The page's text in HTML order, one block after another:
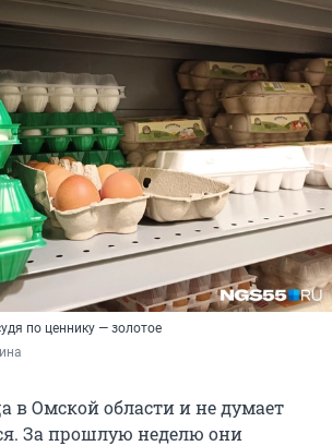
по ценнику — золотое
в Омской области и не думает
За прошлую неделю они